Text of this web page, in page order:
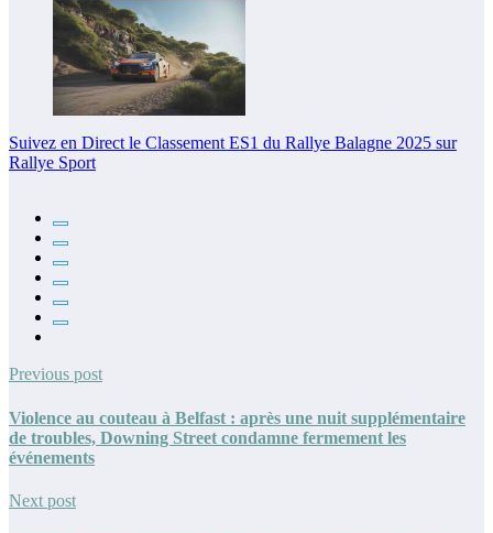
Suivez en Direct le Classement ES1 du Rallye Balagne 2025 sur
Rallye Sport
Previous post
Violence au couteau à Belfast : après une nuit supplémentaire
de troubles, Downing Street condamne fermement les
événements
Next post